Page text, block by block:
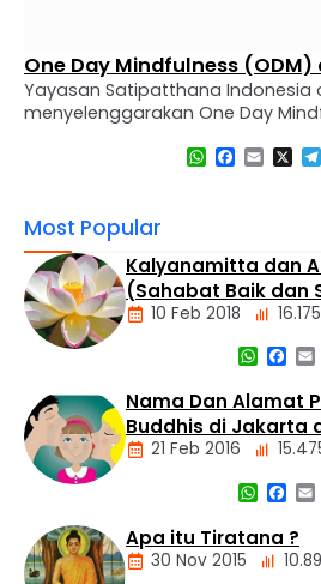
One Day Mindfulness (ODM)
Yayasan Satipatthana Indonesia
menyelenggarakan One Day
Jadwal ODM Setiap Hari Sabtu
– Peserta memiliki kesehatan
baik, – Batasan usia …
WhatsApp
Facebook
Email
X
Most Popular
Kalyanamitta dan
(Sahabat Baik dan
10 Feb 2018
Tempat
Buddhis
Berita
Nama Dan Alamat
Buddhis di Jakarta
21 Feb 2016
Apa itu Tiratana ?
30 Nov 2015